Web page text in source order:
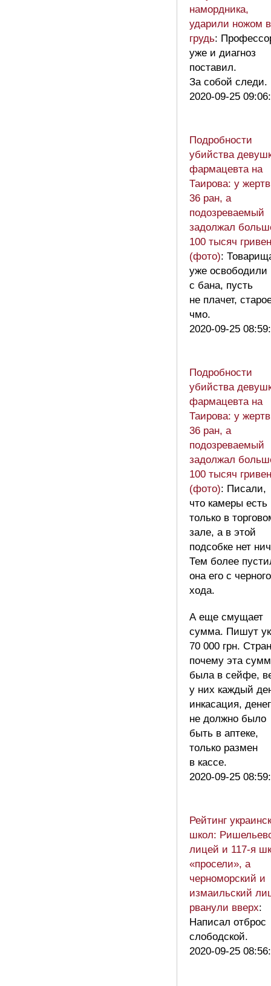
намордника,
ударили ножом в
грудь:
уже и диагноз
поставил.
За собой следи.
2020-09-25
Подробности
убийства
фармацевта на
Таирова: у
36 ран, а
подозреваемый
задолжал
100 тысяч гривен
(фото):
уже освободили
с бана, пусть
не плачет,
чмо.
2020-09-25
Подробности
убийства
фармацевта на
Таирова: у
36 ран, а
подозреваемый
задолжал
100 тысяч гривен
(фото): Писали,
что камеры есть
только в
зале, а в этой
подсобке нет
Тем более
она его с черного
хода.
А еще смущает
сумма. Пишут
70 000 грн.
почему эта
была в сейфе,
у них каждый
инкасация, денег
не должно было
быть в аптеке,
только размен
в кассе.
2020-09-25
Рейтинг
школ:
лицей и 117-я
«просели», а
черноморский и
измаильский
рванули вверх:
Написал отброс
слободской.
2020-09-25